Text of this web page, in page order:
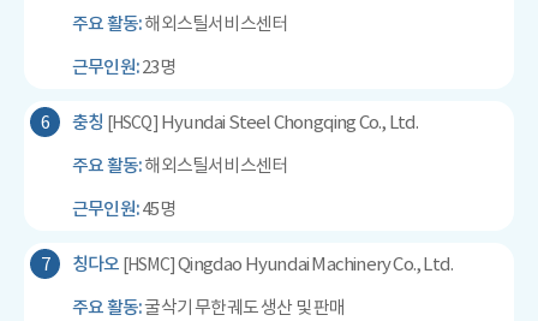
주요 활동:해외스틸서비스센터
근무인원:23명
6 충칭 [HSCQ] Hyundai Steel Chongqing Co., Ltd.
주요 활동:해외스틸서비스센터
근무인원:45명
7 칭다오 [HSMC]Qingdao Hyundai Machinery Co., Ltd.
주요 활동:굴삭기 무한궤도 생산 및 판매